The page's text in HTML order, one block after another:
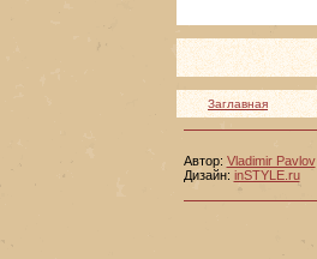
Заглавная
Автор: Vladimir Pavlov
Дизайн: inSTYLE.ru